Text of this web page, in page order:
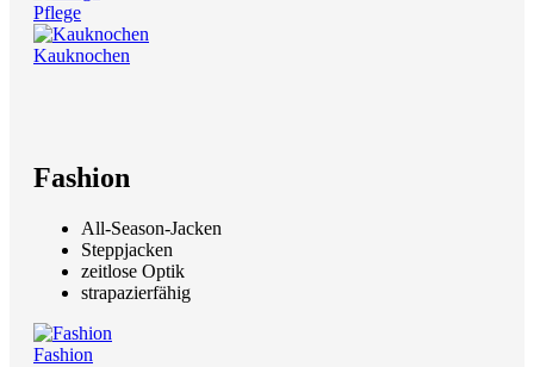
Pflege
Kauknochen
Fashion
All-Season-Jacken
Steppjacken
zeitlose Optik
strapazierfähig
Fashion